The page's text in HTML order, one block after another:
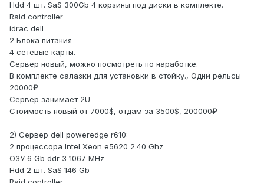
Hdd 4 шт. SaS 300Gb 4 корзины под диски в комплекте.
Raid controller
idrac dell
2 Блока питания
4 сетевые карты.
Сервер новый, можно посмотреть по наработке.
В комплекте салазки для установки в стойку., Одни рельсы
20000₽
Сервер занимает 2U
Стоимость новый от 7000$, отдам за 3500$, 200000₽
2) Сервер dell poweredge r610:
2 процессора Intel Xeon e5620 2.40 Ghz
ОЗУ 6 Gb ddr 3 1067 MHz
Hdd 2 шт. SaS 146 Gb